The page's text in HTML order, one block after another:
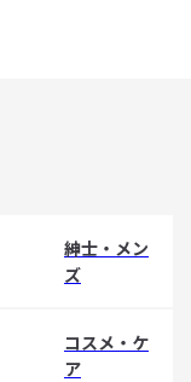
紳士・メン
ズ
コスメ・ケ
ア